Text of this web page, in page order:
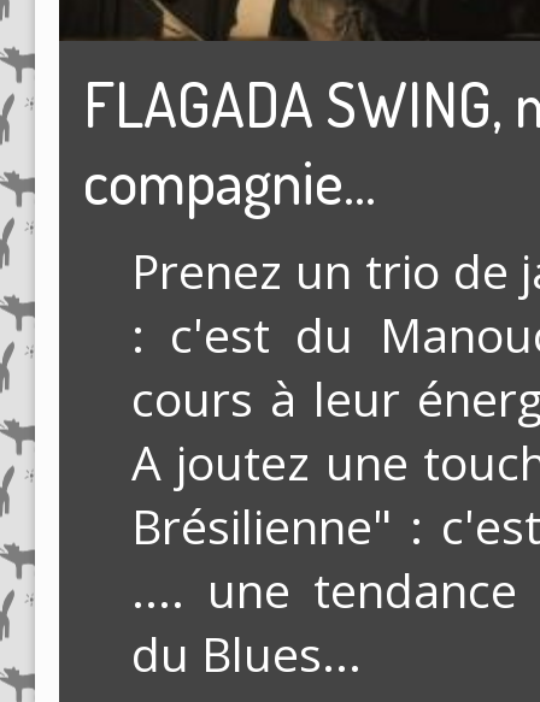
FLAGADA
compagnie...
Prenez un trio de
: c'est du
cours à leur
A joutez une
Brésilienne" :
.... une
du Blues...